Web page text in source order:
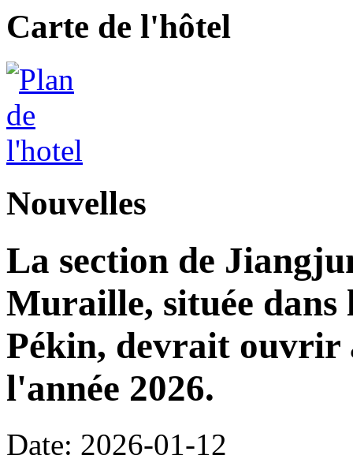
Carte de l'hôtel
Nouvelles
La section de
Muraille, située
Pékin, devrait ouvrir
l'année 2026.
Date: 2026-01-12